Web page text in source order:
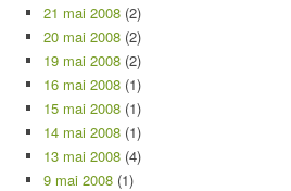
21 mai 2008 (2)
20 mai 2008 (2)
19 mai 2008 (2)
16 mai 2008 (1)
15 mai 2008 (1)
14 mai 2008 (1)
13 mai 2008 (4)
9 mai 2008 (1)